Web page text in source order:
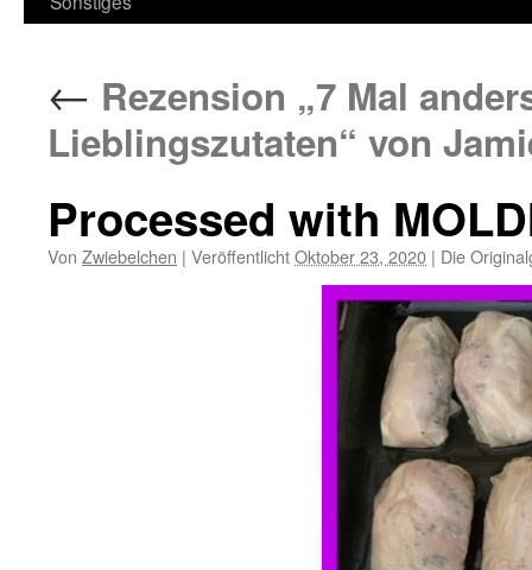
← Rezension „7 Mal
Lieblingszutaten“ von
Processed with
Von Zwiebelchen | VeröffentlichtOktober 23, 2020 | Die